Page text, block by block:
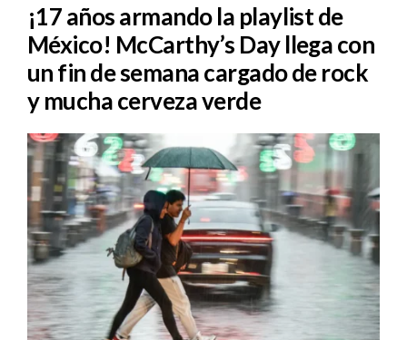
¡17 años armando la playlist de
México! McCarthy’s Day llega con
un fin de semana cargado de rock
y mucha cerveza verde